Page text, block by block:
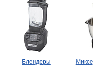
Блендеры